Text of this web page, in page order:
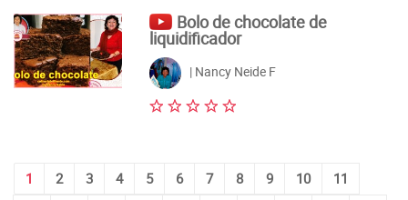
Bolo de chocolate de
liquidificador
| Nancy Neide F
1 2 3 4 5 6 7 8 9 10
11